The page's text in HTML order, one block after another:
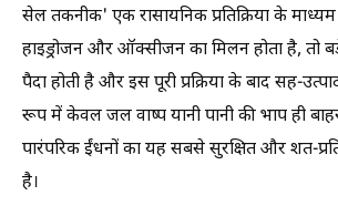
सेल तकनीक' एक रासायनिक प्रतिक्रिया के
हाइड्रोजन और ऑक्सीजन का मिलन होता है, तो
पैदा होती है और इस पूरी प्रक्रिया के बाद सह-
रूप में केवल जल वाष्प यानी पानी की भाप ही
पारंपरिक ईंधनों का यह सबसे सुरक्षित और शत-
है।